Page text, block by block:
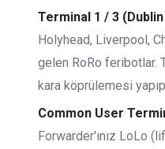
Terminal 1 / 3
Holyhead, Liverpool,
gelen RoRo feribotlar.
kara köprülemesi
Common User
Forwarder'ınız LoLo